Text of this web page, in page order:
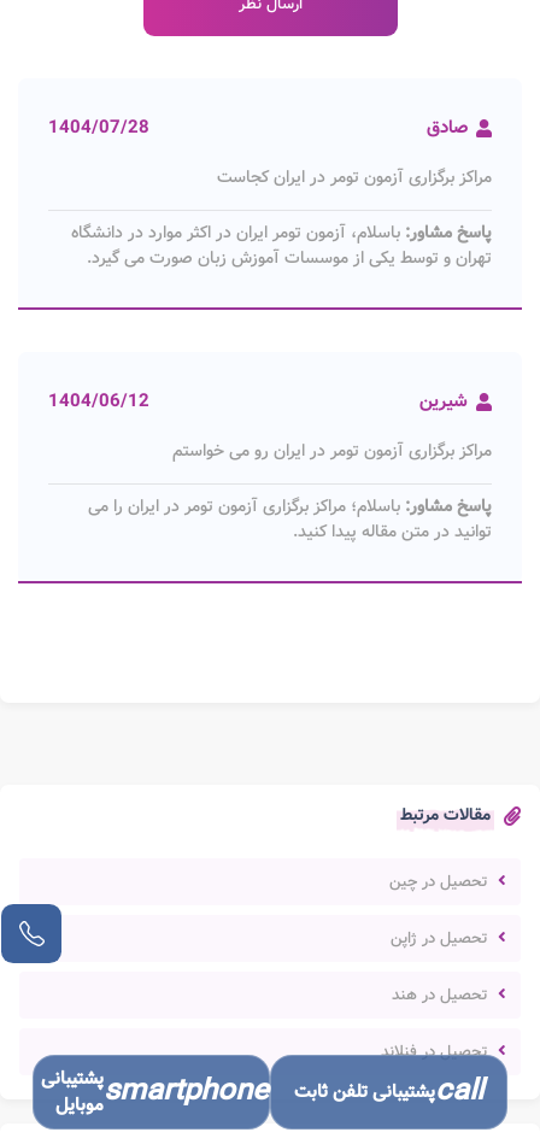
مقالات مرتبط
تحصیل در چین
تحصیل در ژاپن
تحصیل در هند
تحصیل در فنلاند
صادق 1404/07/28
مراکز برگزاری آزمون تومر در ایران کجاست
پاسخ مشاور: باسلام، آزمون تومر ایران در اکثر موارد در دانشگاه
تهران و توسط یکی از موسسات آموزش زبان صورت می گیرد.
شیرین 1404/06/12
مراکز برگزاری آزمون تومر در ایران رو می خواستم
پاسخ مشاور: باسلام؛ مراکز برگزاری آزمون تومر در ایران را می
توانید در متن مقاله پیدا کنید.
callپشتیبانی تلفن ثابت smartphoneپشتیبانی
موبایل